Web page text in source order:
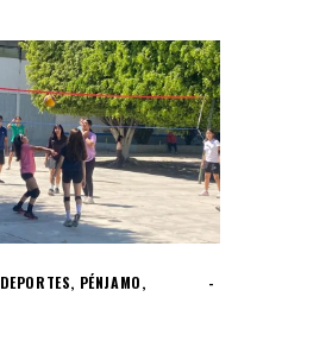
DEPORTES, PÉNJAMO,